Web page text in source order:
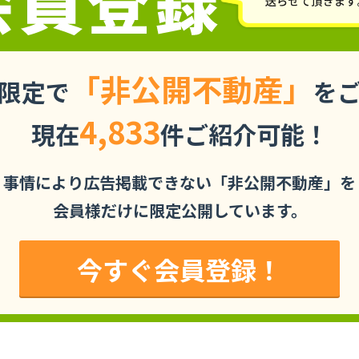
定で 「非公開不動産」 を
現在4,833件ご紹介可能！
事情により広告掲載できない「非公開不動産」を
会員様だけに限定公開しています。
今すぐ会員登録！